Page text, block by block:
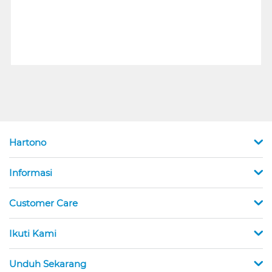
Hartono
Informasi
Customer Care
Ikuti Kami
Unduh Sekarang